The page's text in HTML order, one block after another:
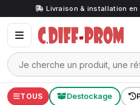
Livraison & installation en
TOUS Destockage